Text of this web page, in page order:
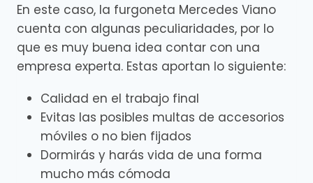
En este caso, la furgoneta Mercedes Viano
cuenta con algunas peculiaridades, por lo
que es muy buena idea contar con una
empresa experta. Estas aportan lo siguiente:
Calidad en el trabajo final
Evitas las posibles multas de accesorios
móviles o no bien fijados
Dormirás y harás vida de una forma
mucho más cómoda